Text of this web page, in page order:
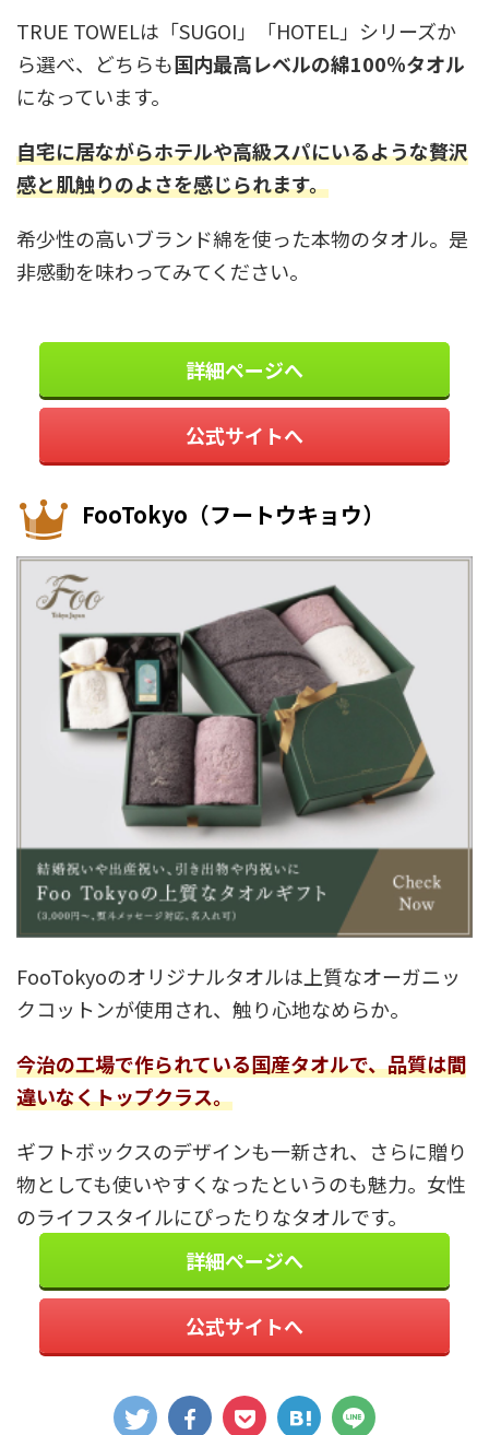
TRUE TOWELは「SUGOI」「HOTEL」シリーズか
ら選べ、どちらも国内最高レベルの綿100％タオル
になっています。
自宅に居ながらホテルや高級スパにいるような贅沢
感と肌触りのよさを感じられます。
希少性の高いブランド綿を使った本物のタオル。是
非感動を味わってみてください。
詳細ページへ
公式サイトへ
FooTokyo（フートウキョウ）
FooTokyoのオリジナルタオルは上質なオーガニッ
クコットンが使用され、触り心地なめらか。
今治の工場で作られている国産タオルで、品質は間
違いなくトップクラス。
ギフトボックスのデザインも一新され、さらに贈り
物としても使いやすくなったというのも魅力。女性
のライフスタイルにぴったりなタオルです。
詳細ページへ
公式サイトへ